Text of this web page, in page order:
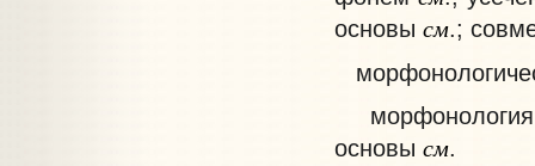
основы см.;
морфонология
основы см.